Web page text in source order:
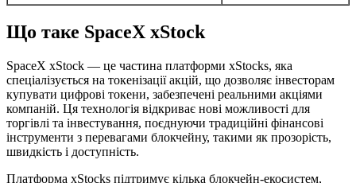
Що таке SpaceX xStock
SpaceX xStock — це частина платформи xStocks, яка
спеціалізується на токенізації акцій, що дозволяє інвесторам
купувати цифрові токени, забезпечені реальними акціями
компаній. Ця технологія відкриває нові можливості для
торгівлі та інвестування, поєднуючи традиційні фінансові
інструменти з перевагами блокчейну, такими як прозорість,
швидкість і доступність.
Платформа xStocks підтримує кілька блокчейн-екосистем,